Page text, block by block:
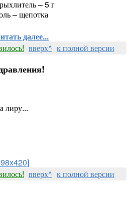
– 5 г
– щепотка
далее...
вверх^ к полной версии
лиру...
вверх^ к полной версии